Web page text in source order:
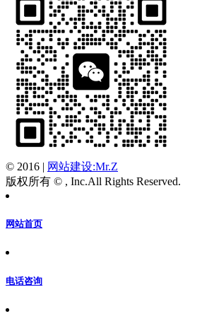
© 2016 | 网站建设:Mr.Z
版权所有 © , Inc.All Rights Reserved.
网站首页
电话咨询